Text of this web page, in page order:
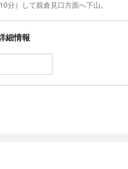
分）して親倉見口方面へ下山。
細情報